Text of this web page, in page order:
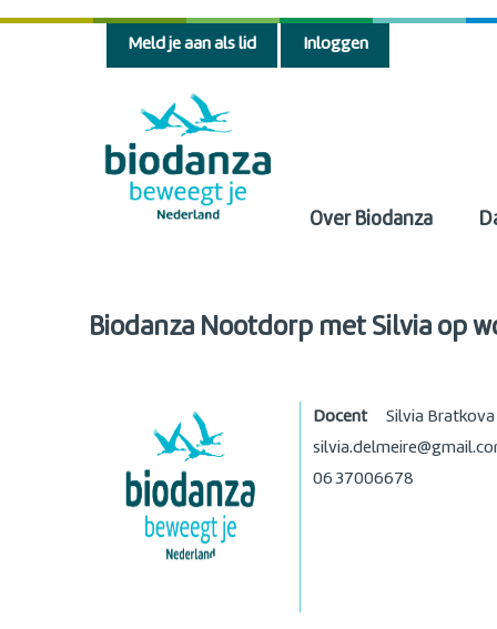
Meld je aan als lid Inloggen
Over Biodanza
Biodanza Nootdorp met Silvia op
Docent
Silvia Bratkova
06 37006678